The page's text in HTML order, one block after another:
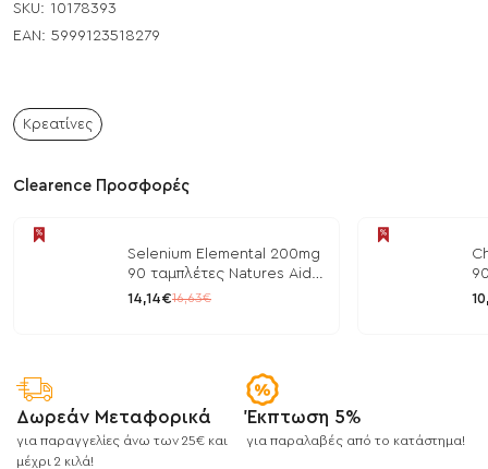
SKU: 10178393
EAN: 5999123518279
Κρεατίνες
Clearence Προσφορές
Selenium Elemental 200mg
90 ταμπλέτες Natures Aid
/ Μέταλλα
14,14€16,63€
/
Δωρεάν Μεταφορικά
για παραγγελίες άνω των 25€ και
μέχρι 2 κιλά!
Έκπτωση 5%
για παραλαβές από το κατάστημα!